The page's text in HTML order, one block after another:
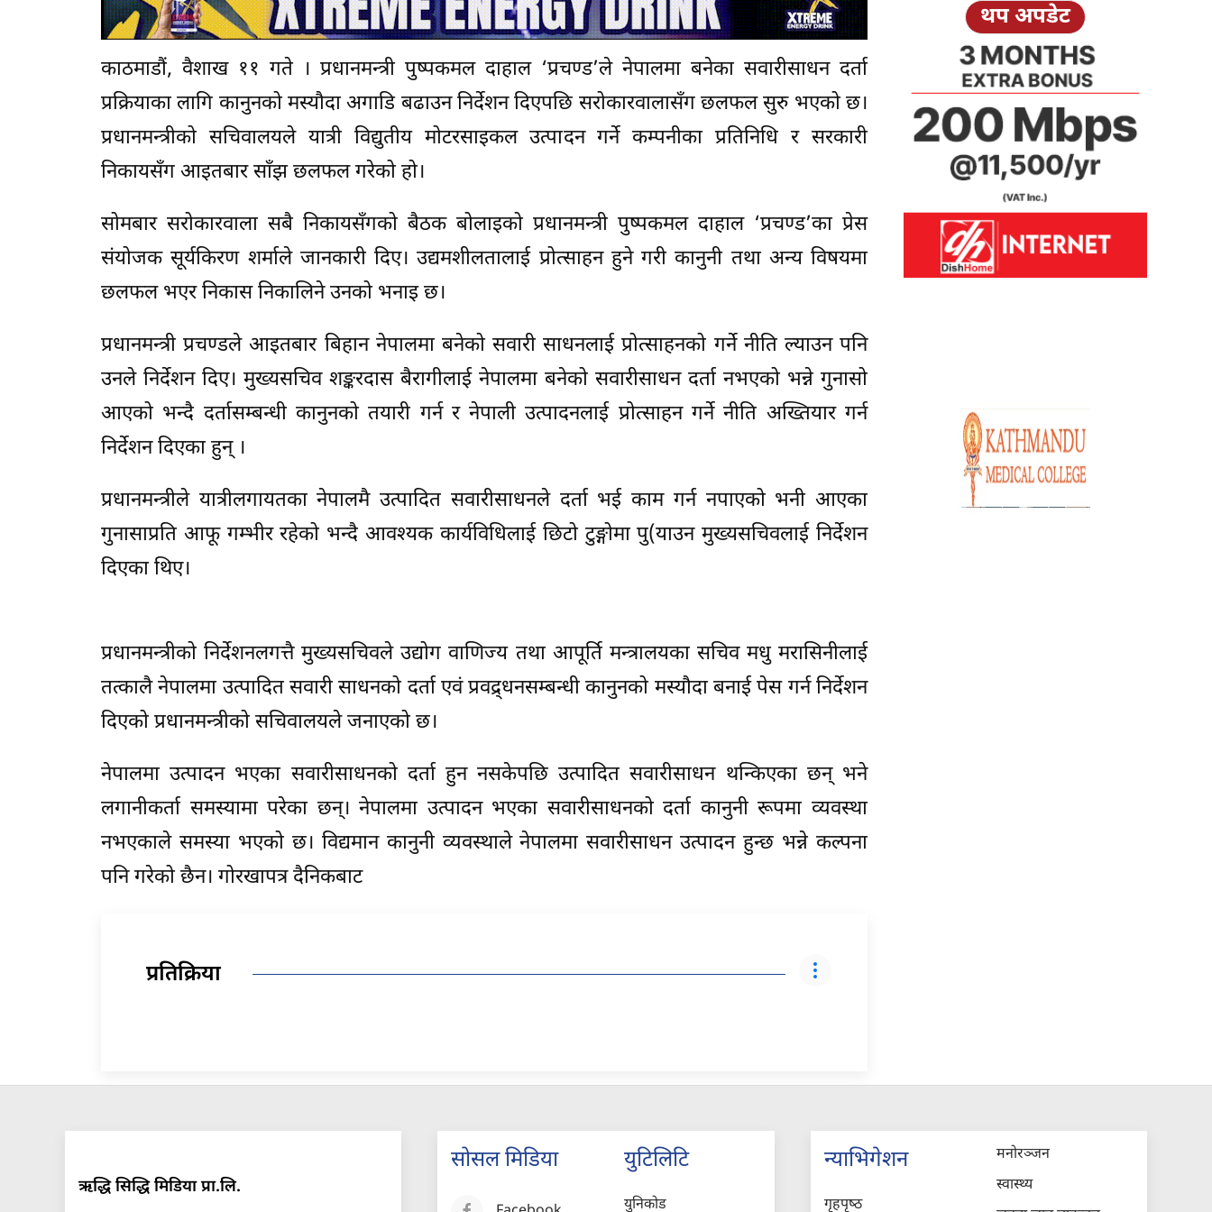
काठमाडौं, वैशाख ११ गते । प्रधानमन्त्री पुष्पकमल दाहाल ‘प्रचण्ड’ले नेपालमा बनेका सवारीसाधन दर्ता
प्रक्रियाका लागि कानुनको मस्यौदा अगाडि बढाउन निर्देशन दिएपछि सरोकारवालासँग छलफल सुरु भएको छ।
प्रधानमन्त्रीको सचिवालयले यात्री विद्युतीय मोटरसाइकल उत्पादन गर्ने कम्पनीका प्रतिनिधि र सरकारी
निकायसँग आइतबार साँझ छलफल गरेको हो।
सोमबार सरोकारवाला सबै निकायसँगको बैठक बोलाइको प्रधानमन्त्री पुष्पकमल दाहाल ‘प्रचण्ड’का प्रेस
संयोजक सूर्यकिरण शर्माले जानकारी दिए। उद्यमशीलतालाई प्रोत्साहन हुने गरी कानुनी तथा अन्य विषयमा
छलफल भएर निकास निकालिने उनको भनाइ छ।
प्रधानमन्त्री प्रचण्डले आइतबार बिहान नेपालमा बनेको सवारी साधनलाई प्रोत्साहनको गर्ने नीति ल्याउन पनि
उनले निर्देशन दिए। मुख्यसचिव शङ्करदास बैरागीलाई नेपालमा बनेको सवारीसाधन दर्ता नभएको भन्ने गुनासो
आएको भन्दै दर्तासम्बन्धी कानुनको तयारी गर्न र नेपाली उत्पादनलाई प्रोत्साहन गर्ने नीति अख्तियार गर्न
निर्देशन दिएका हुन् ।
प्रधानमन्त्रीले यात्रीलगायतका नेपालमै उत्पादित सवारीसाधनले दर्ता भई काम गर्न नपाएको भनी आएका
गुनासाप्रति आफू गम्भीर रहेको भन्दै आवश्यक कार्यविधिलाई छिटो टुङ्गोमा पु(याउन मुख्यसचिवलाई निर्देशन
दिएका थिए।
प्रधानमन्त्रीको निर्देशनलगत्तै मुख्यसचिवले उद्योग वाणिज्य तथा आपूर्ति मन्त्रालयका सचिव मधु मरासिनीलाई
तत्कालै नेपालमा उत्पादित सवारी साधनको दर्ता एवं प्रवद्र्धनसम्बन्धी कानुनको मस्यौदा बनाई पेस गर्न निर्देशन
दिएको प्रधानमन्त्रीको सचिवालयले जनाएको छ।
नेपालमा उत्पादन भएका सवारीसाधनको दर्ता हुन नसकेपछि उत्पादित सवारीसाधन थन्किएका छन् भने
लगानीकर्ता समस्यामा परेका छन्। नेपालमा उत्पादन भएका सवारीसाधनको दर्ता कानुनी रूपमा व्यवस्था
नभएकाले समस्या भएको छ। विद्यमान कानुनी व्यवस्थाले नेपालमा सवारीसाधन उत्पादन हुन्छ भन्ने कल्पना
पनि गरेको छैन। गोरखापत्र दैनिकबाट
प्रतिक्रिया
थप अपडेट
ऋद्धि सिद्धि मिडिया प्रा.लि.
सोसल मिडिया युटिलिटि
युनिकोड
न्याभिगेशन
गृहपृष्‍ठ
मनोरञ्जन
स्वास्थ्य